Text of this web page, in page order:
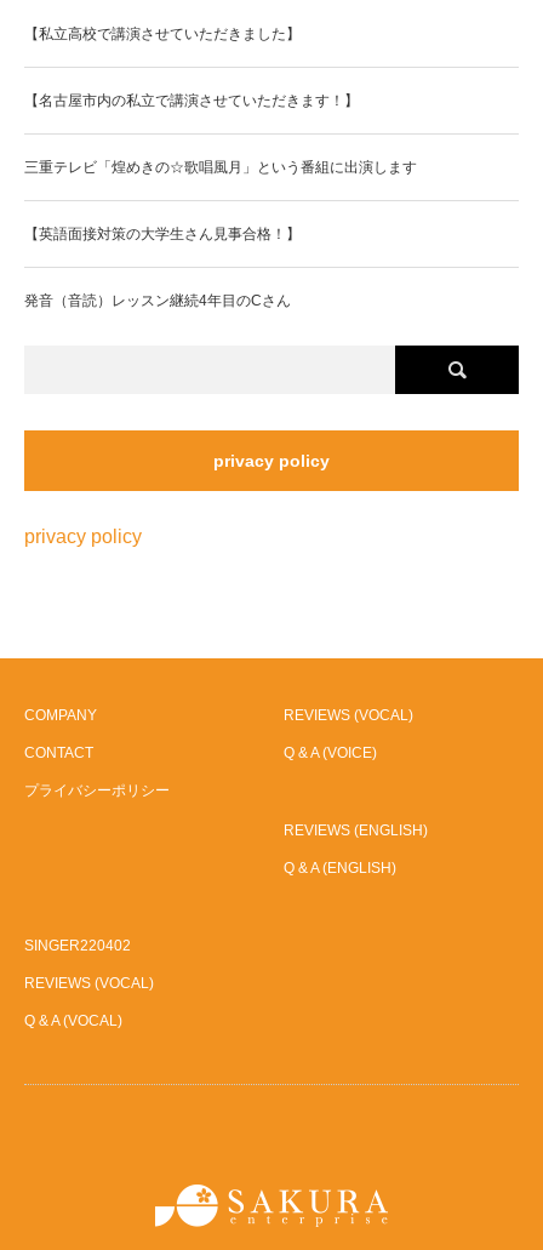
【私立高校で講演させていただきました】
【名古屋市内の私立で講演させていただきます！】
三重テレビ「煌めきの☆歌唱風月」という番組に出演します
【英語面接対策の大学生さん見事合格！】
発音（音読）レッスン継続4年目のCさん
privacy policy
privacy policy
COMPANY
CONTACT
プライバシーポリシー
REVIEWS (VOCAL)
Q & A (VOICE)
REVIEWS (ENGLISH)
Q & A (ENGLISH)
SINGER220402
REVIEWS (VOCAL)
Q & A (VOCAL)